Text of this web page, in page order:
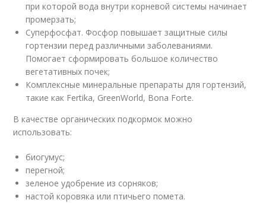
при которой вода внутри корневой системы начинает
промерзать;
Суперфосфат. Фосфор повышает защитные силы
гортензии перед различными заболеваниями.
Помогает сформировать большое количество
вегетативных почек;
Комплексные минеральные препараты для гортензий,
такие как Fertika, GreenWorld, Bona Forte.
В качестве органических подкормок можно
использовать:
биогумус;
перегной;
зеленое удобрение из сорняков;
настой коровяка или птичьего помета.